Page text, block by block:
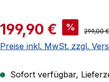
Verkaufspreis:
199,90 € % 299,00 €
Preise inkl. MwSt. zzgl.
Sofort verfügbar,